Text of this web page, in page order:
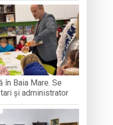
la Sibiu
în Baia Mare. Se
și administrator